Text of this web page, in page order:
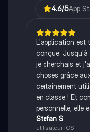
4.6/5App
L'application est
conçue. Jusqu'à
je cherchais et
choses grâce
certainement
en classe ! Et
personnelle, elle
Stefan S
utilisateur iOS